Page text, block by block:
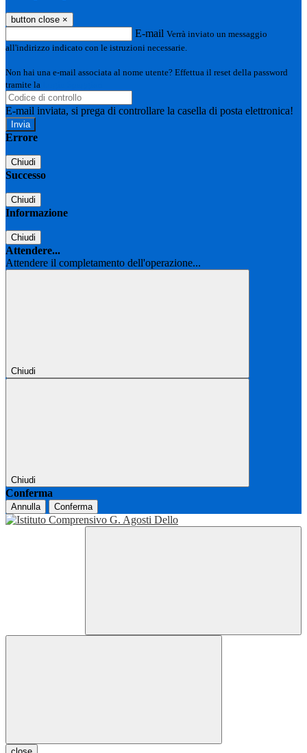
button close ×
E-mail Verrà inviato un messaggio
all'indirizzo indicato con le istruzioni necessarie.
Non hai una e-mail associata al nome utente? Effettua il reset della password
tramite la
E-mail inviata, si prega di controllare la casella di posta elettronica!
Errore
Chiudi
Successo
Chiudi
Informazione
Chiudi
Attendere...
Attendere il completamento dell'operazione...
Chiudi
Chiudi
Conferma
Annulla Conferma